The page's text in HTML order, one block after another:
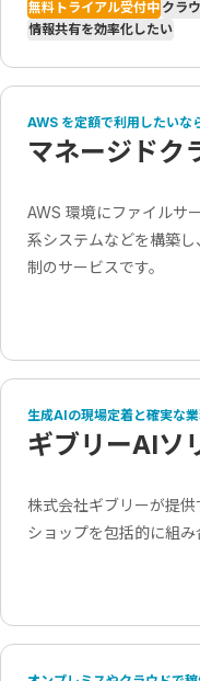
無料トライアル受付中 クラ
情報共有を効率化したい
AWS を定額で利用したいな
マネージドク
AWS 環境にファイルサ
系システムなどを構築
制のサービスです。
生成AIの現場定着と確実な
ギブリーAIソ
株式会社ギブリーが提
ショップを包括的に組み